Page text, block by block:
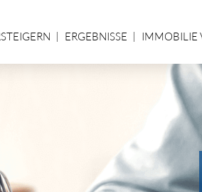
ERGEBNISSE IMMOBILIE